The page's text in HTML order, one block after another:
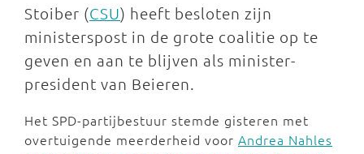
Stoiber (CSU) heeft besloten zijn
ministerspost in de grote coalitie op te
geven en aan te blijven als minister-
president van Beieren.
Het SPD-partijbestuur stemde gisteren met
overtuigende meerderheid voor Andrea Nahles